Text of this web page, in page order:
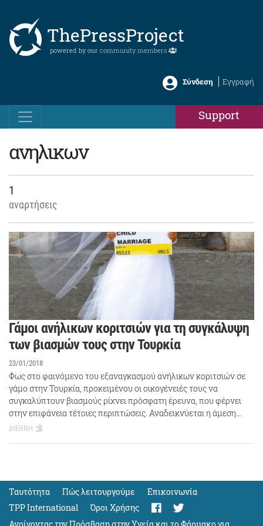
ThePressProject
powered by our community members
Σύνδεση Εγγραφή
Support
ανηλικων
1
αναρτήσεις
Γάμοι ανήλικων κοριτσιών για τη συγκάλυψη
των βιασμών τους στην Τουρκία
23/01/2018
Φως στο φαινόμενο του εξαναγκασμού ανήλικων κοριτσιών σε
γάμο στην Τουρκία, προκειμένου οι οικογένειές τους να
συγκαλύπτουν βιασμούς ρίχνει πρόσφατη έρευνα, που φέρνει
στην επιφάνεια τέτοιες περιπτώσεις. Αναδεικνύεται η άμεση…
ΔΙΕΘΝΗ
Ταυτότητα Πώς λειτουργούμε
Eπικοινωνία
TPP International
Όροι Χρήσης